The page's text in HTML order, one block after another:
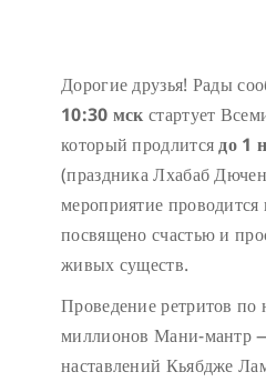
Дорогие друзья! Рады
10:30 мск стартует
который продлитсядо 1
(праздника Лхабаб
мероприятие
посвящено счастью и
живых существ.
Проведение ретритов
миллионов Мани-мантр
наставлений Кьябдже